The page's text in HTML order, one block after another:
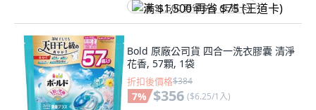
满 $1,500 再省 $75 (王道卡)
Bold 原廠公司貨 四合一洗衣膠囊 清淨
花香, 57顆, 1袋
折扣後價格$384
7% $356 ($6.25/1入)